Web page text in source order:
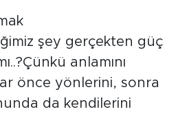
şey gerçekten güç
anlamını
önce yönlerini, sonra
da kendilerini